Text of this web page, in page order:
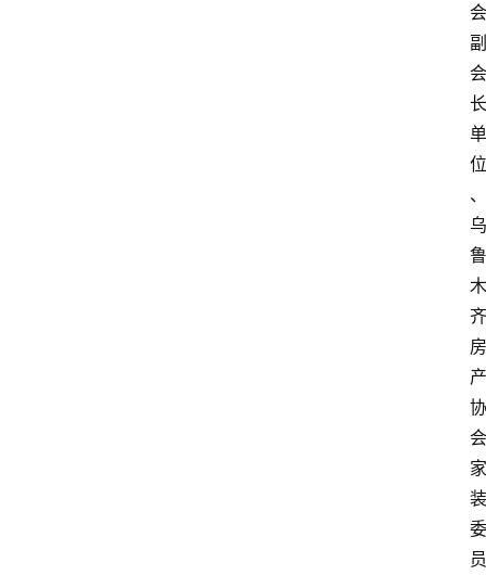
会
副
会
长
单
位
、
乌
鲁
木
齐
房
产
协
会
家
装
委
员